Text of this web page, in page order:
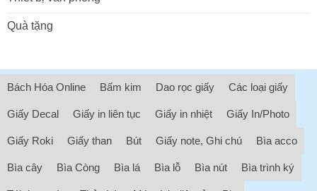
Quà tặng
Bách Hóa Online Bấm kim Dao rọc giấy Các loại giấy
Giấy Decal Giấy in liên tục Giấy in nhiệt Giấy In/Photo
Giấy Roki Giấy than Bút Giấy note, Ghi chú Bìa acco
Bìa cây Bìa Còng Bìa lá Bìa lỗ Bìa nút Bìa trình ký